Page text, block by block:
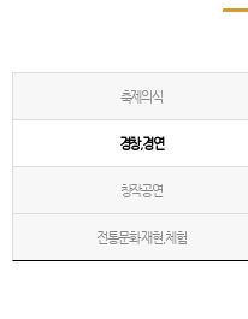
축제의식
경창,경연
창작공연
전통문화 재현,체험